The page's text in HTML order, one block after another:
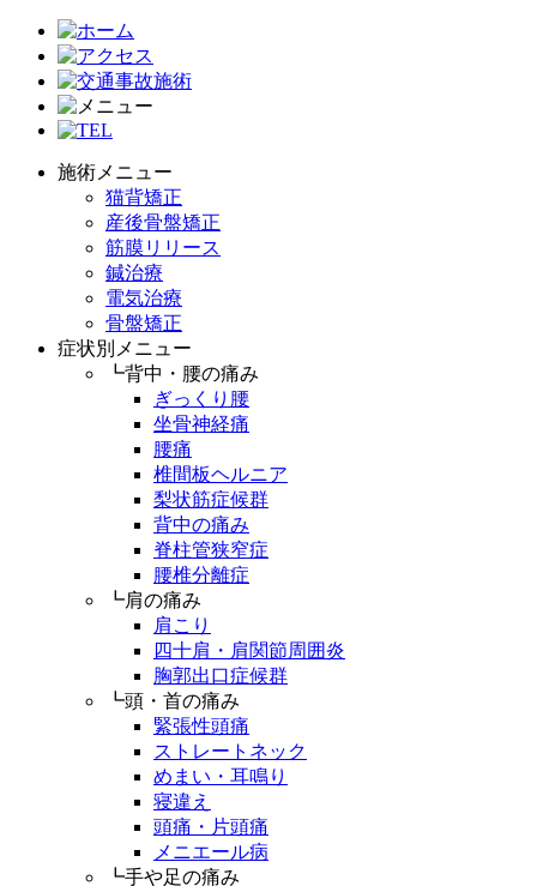
施術メニュー
猫背矯正
産後骨盤矯正
筋膜リリース
鍼治療
電気治療
骨盤矯正
症状別メニュー
┗背中・腰の痛み
ぎっくり腰
坐骨神経痛
腰痛
椎間板ヘルニア
梨状筋症候群
背中の痛み
脊柱管狭窄症
腰椎分離症
┗肩の痛み
肩こり
四十肩・肩関節周囲炎
胸郭出口症候群
┗頭・首の痛み
緊張性頭痛
ストレートネック
めまい・耳鳴り
寝違え
頭痛・片頭痛
メニエール病
┗手や足の痛み